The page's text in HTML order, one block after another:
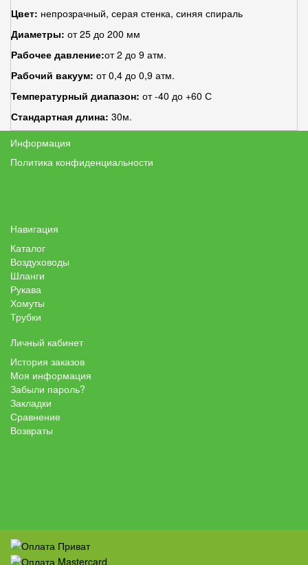
Цвет: непрозрачный, серая стенка, синяя спираль
Диаметры: от 25 до 200 мм
Рабочее давление:от 2 до 9 атм.
Рабочий вакуум: от 0,4 до 0,9 атм.
Температурный диапазон: от -40 до +60 С
Стандартная длина: 30м.
Информация
Политика конфиденциальности
Навигация
Каталог
Воздуховоды
Шланги
Рукава
Хомуты
Трубки
Личный кабинет
История заказов
Моя информация
Забыли пароль?
Закладки
Сравнение
Возвраты